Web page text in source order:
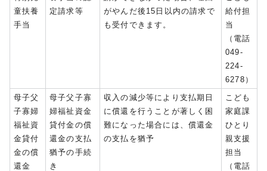
童扶養
手当
定請求等
がやんだ後15日以内の請求で
も受付できます。
給付担
当
（電話
049-
224-
6278）
母子父
子寡婦
福祉資
金貸付
金の償
還金
母子父子寡
婦福祉資金
貸付金の償
還金の支払
猶予の手続
き
収入の減少等により支払期日
に償還を行うことが著しく困
難になった場合には、償還金
の支払を猶予
こども
家庭課
ひとり
親支援
担当
（電話